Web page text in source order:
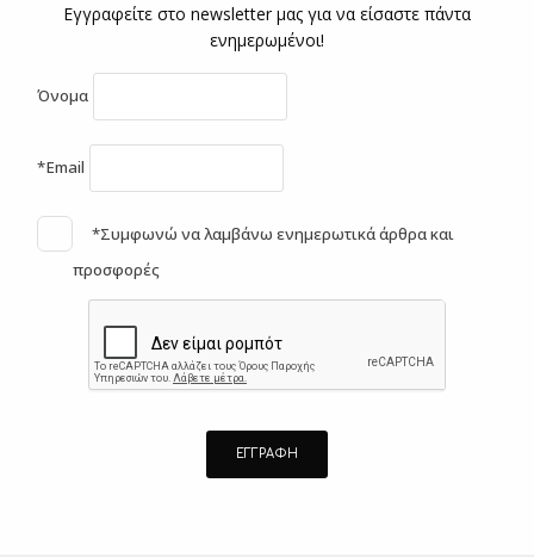
Εγγραφείτε στο newsletter μας για να είσαστε πάντα
ενημερωμένοι!
Όνομα
*Email
*Συμφωνώ να λαμβάνω ενημερωτικά άρθρα και
προσφορές